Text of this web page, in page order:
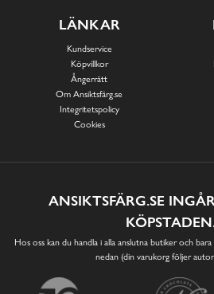
LÄNKAR
Kundservice
Köpvillkor
Ångerrätt
Om Ansiktsfärg.se
Integritetspolicy
Cookies
ANSIKTSFÄRG.SE
Hos oss kan du handla i alla anslutna butiker och
nedan (din varukorg följer